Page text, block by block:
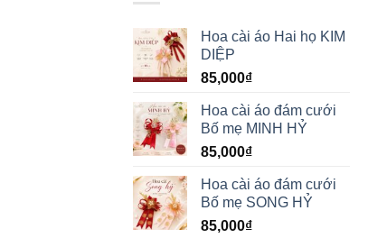
Hoa cài áo Hai họ KIM
DIỆP
85,000₫
Hoa cài áo đám cưới
Bố mẹ MINH HỶ
85,000₫
Hoa cài áo đám cưới
Bố mẹ SONG HỶ
85,000₫